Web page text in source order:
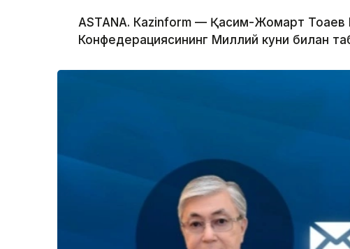
ASTANА. Кazinform — Қасим-Жомарт
Конфедерациясининг Миллий куни билан